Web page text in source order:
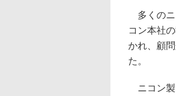
多くのニ
コン本社
かれ、顧
た。
ニコン製